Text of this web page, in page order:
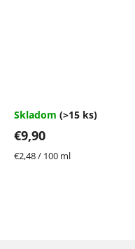
4,7
5
hviezdičiek.
Skladom (>15 ks)
€9,90
Jednotková
€2,48 / 100 ml